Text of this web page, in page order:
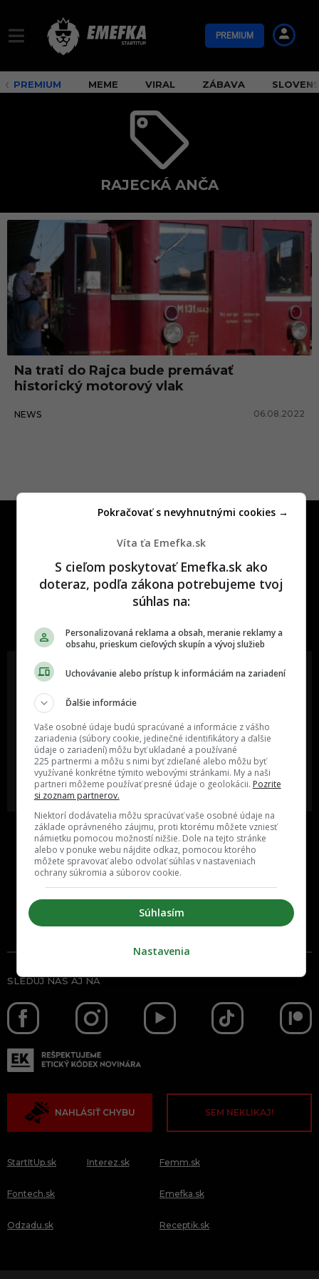
PREMIUM
PREMIUM MEME VIRAL ZÁBAVA
RAJECKÁ ANČA
j
e
á
A
č
Na trati do Rajca bude premávať
historický motorový vlak
NEWS 06.08.2022
One time najzábavnejšie miesto na
slovenskom internete, next time
Oslov reklamou viac ako milión
ľudí v rôznych vekových
kategóriách a na rôznych
sociálnych sieťach a nakopni svoj
biznis alebo produkt.
MÁM ZÁUJEM O
SPOLUPRÁCU
mali určite napísať?
POŠLI NÁM TIP NA ČLÁNOK
SLEDUJ NÁS AJ NA
NAHLÁSIŤ CHYBU SEM NEKLIKAJ!
StartItUp.sk
Fontech.sk
Odzadu.sk
Interez.sk Femm.sk
Emefka.sk
Receptik.sk
Víta ťa Emefka.sk
S cieľom poskytovať Emefka.sk ako
doteraz, podľa zákona potrebujeme tvoj
súhlas na:
Personalizovaná reklama a obsah, meranie reklamy a
obsahu, prieskum cieľových skupín a vývoj služieb
Uchovávanie alebo prístup k informáciám na zariadení
Ďalšie informácie
Vaše osobné údaje budú spracúvané a informácie z vášho
zariadenia (súbory cookie, jedinečné identifikátory a ďalšie
údaje o zariadení) môžu byť ukladané a používané
225 partnermi a môžu s nimi byť zdieľané alebo môžu byť
využívané konkrétne týmito webovými stránkami. My a naši
partneri môžeme používať presné údaje o geolokácii. Pozrite
si zoznam partnerov.
Niektorí dodávatelia môžu spracúvať vaše osobné údaje na
základe oprávneného záujmu, proti ktorému môžete vzniesť
námietku pomocou možností nižšie. Dole na tejto stránke
alebo v ponuke webu nájdite odkaz, pomocou ktorého
môžete spravovať alebo odvolať súhlas v nastaveniach
ochrany súkromia a súborov cookie.
Súhlasím
Pokračovať s nevyhnutnými cookies →
Nastavenia